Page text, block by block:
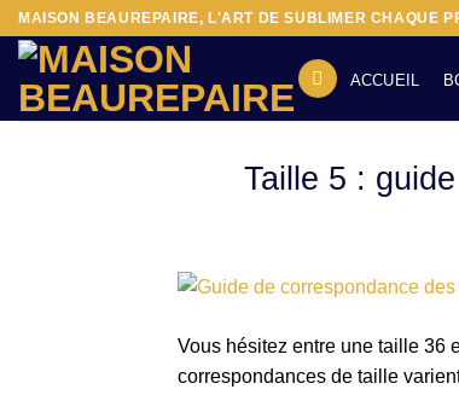
Passer
au
contenu
MAISON BEAUREPAIRE, L'ART DE SUBLIMER CHAQUE
ACCUEIL
Taille 5 :
Vous hésitez entre une taille 36
correspondances de taille